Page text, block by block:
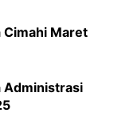
Cimahi Maret
Administrasi